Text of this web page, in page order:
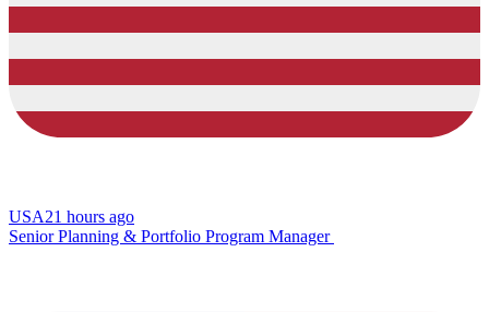
USA21 hours ago
Senior Planning & Portfolio Program Manager